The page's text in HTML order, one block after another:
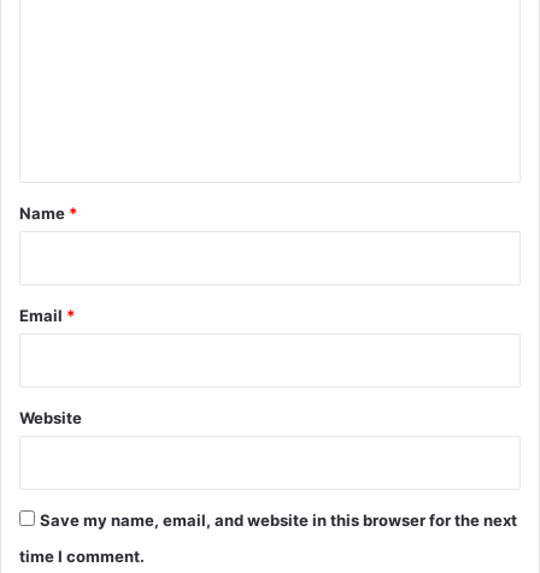
*
Name *
Email *
Website
Save my name, email, and website in this browser for the next
time I comment.